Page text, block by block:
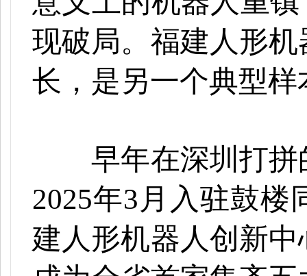
现破局。福建人形
长，是另一个典型样
早年在深圳打拼
2025年3月入驻鼓
建人形机器人创新